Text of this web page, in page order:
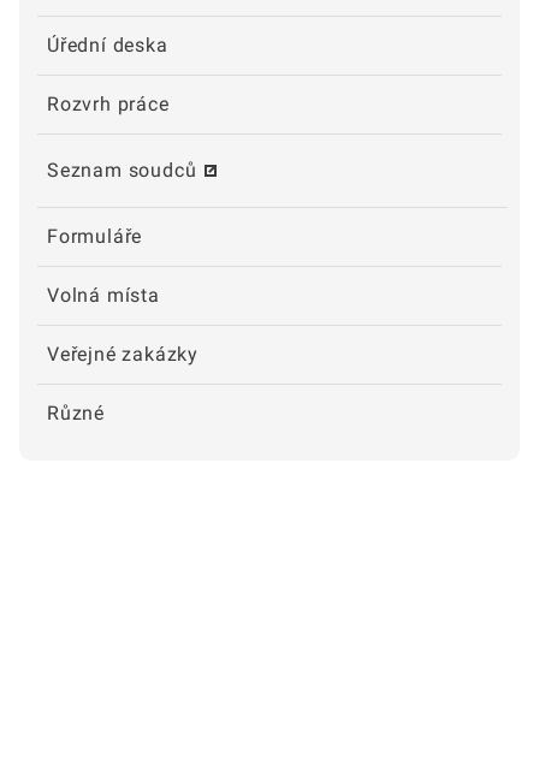
Úřední deska
Rozvrh práce
Seznam soudců
Formuláře
Volná místa
Veřejné zakázky
Různé